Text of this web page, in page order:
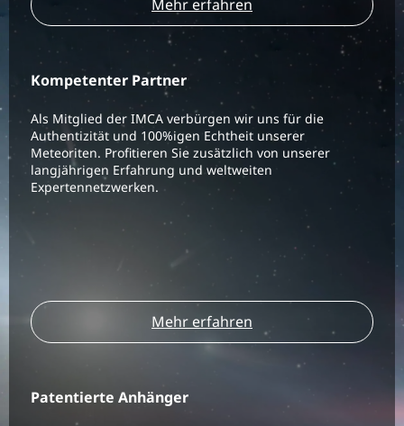
Mehr erfahren
Kompetenter Partner
Als Mitglied der IMCA verbürgen wir uns für die
Authentizität und 100%igen Echtheit unserer
Meteoriten. Profitieren Sie zusätzlich von unserer
langjährigen Erfahrung und weltweiten
Expertennetzwerken.
Mehr erfahren
Patentierte Anhänger